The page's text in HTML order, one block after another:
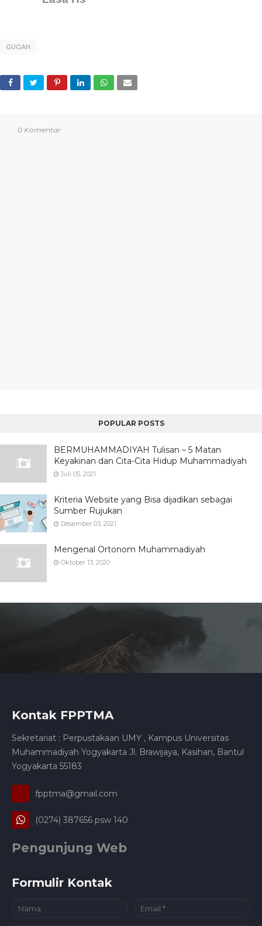
GUGAH
0 Komentar
POPULAR POSTS
BERMUHAMMADIYAH Tulisan – 5 Matan
Keyakinan dan Cita-Cita Hidup Muhammadiyah
Juli 05, 2021
Kriteria Website yang Bisa dijadikan sebagai
Sumber Rujukan
Desember 03, 2021
Mengenal Ortonom Muhammadiyah
Oktober 13, 2020
Kontak FPPTMA
Sekretariat : Perpustakaan UMY , Kampus Universitas
Muhammadiyah Yogyakarta Jl. Brawijaya, Kasihan, Bantul
Yogyakarta 55183
fpptma@gmail.com
(0274) 387656 psw 140
Pengunjung Web
Formulir Kontak